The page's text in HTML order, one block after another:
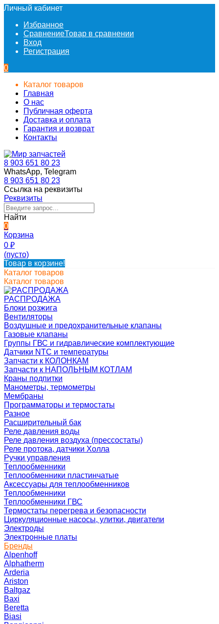
Личный кабинет
Избранное
СравнениеТовар в сравнении
Вход
Регистрация
0
Каталог товаров
Главная
О нас
Публичная оферта
Доставка и оплата
Гарантия и возврат
Контакты
8 903 651 80 23
WhatsApp, Telegram
8 903 651 80 23
Ссылка на реквизиты
Реквизиты
Найти
0
Корзина
0 ₽
(пусто)
Товар в корзине!
Каталог товаров
Каталог товаров
РАСПРОДАЖА
Блоки розжига
Вентиляторы
Воздушные и предохранительные клапаны
Газовые клапаны
Группы ГВС и гидравлические комплектующие
Датчики NTC и температуры
Запчасти к КОЛОНКАМ
Запчасти к НАПОЛЬНЫМ КОТЛАМ
Краны подпитки
Манометры, термометры
Мембраны
Программаторы и термостаты
Разное
Расширительный бак
Реле давления воды
Реле давления воздуха (прессостаты)
Реле протока, датчики Холла
Ручки управления
Теплообменники
Теплообменники пластинчатые
Аксессуары для теплообменников
Теплообменники
Теплообменники ГВС
Термостаты перегрева и безопасности
Циркуляционные насосы, улитки, двигатели
Электроды
Электронные платы
Бренды
Alpenhoff
Alphatherm
Arderia
Ariston
Baltgaz
Baxi
Beretta
Biasi